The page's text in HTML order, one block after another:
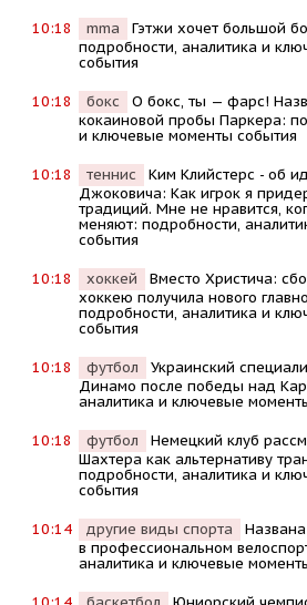
10:18 mma
Гэтжи хочет большой
подробности, аналитика и
события
10:18 бокс
О бокс, ты — фарс!
кокаиновой пробы Паркера:
и ключевые моменты события
10:18 теннис
Kим Kлийстерс - об
Джоковича: Kак игрок я
традиций. Мне не нравится,
меняют: подробности,
события
10:18 хоккей
Вместо Христича:
хоккею получила нового
подробности, аналитика и
события
10:18 футбол
Украинский
Динамо после победы над
аналитика и ключевые
10:18 футбол
Немецкий клуб
Шахтера как альтернативу
подробности, аналитика и
события
10:14 другие виды спорта
в профессиональном
аналитика и ключевые